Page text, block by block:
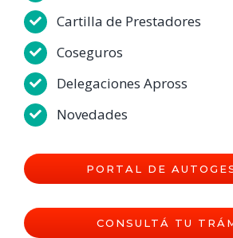
Cartilla de Prestadores
Coseguros
Delegaciones Apross
Novedades
PORTAL DE
CONSULTÁ TU